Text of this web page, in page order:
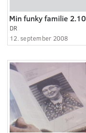
Min funky familie 2.10
DR
12. september 2008